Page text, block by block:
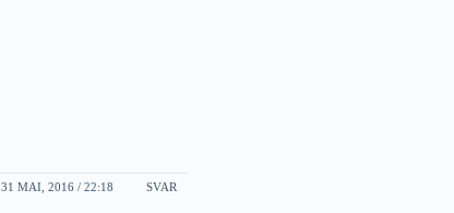
31 MAI, 2016 / 22:18 SVAR